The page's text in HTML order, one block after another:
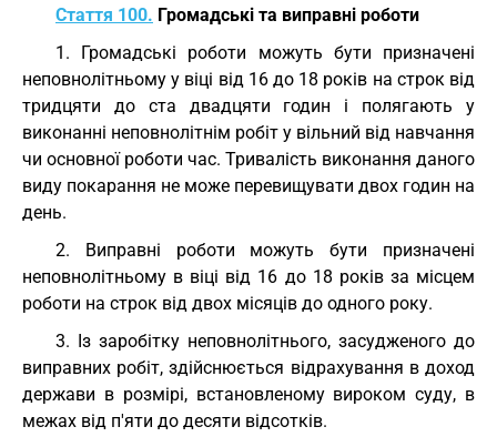
Стаття 100. Громадські та виправні роботи
1. Громадські роботи можуть бути призначені
неповнолітньому у віці від 16 до 18 років на строк від
тридцяти до ста двадцяти годин і полягають у
виконанні неповнолітнім робіт у вільний від навчання
чи основної роботи час. Тривалість виконання даного
виду покарання не може перевищувати двох годин на
день.
2. Виправні роботи можуть бути призначені
неповнолітньому в віці від 16 до 18 років за місцем
роботи на строк від двох місяців до одного року.
3. Із заробітку неповнолітнього, засудженого до
виправних робіт, здійснюється відрахування в доход
держави в розмірі, встановленому вироком суду, в
межах від п'яти до десяти відсотків.